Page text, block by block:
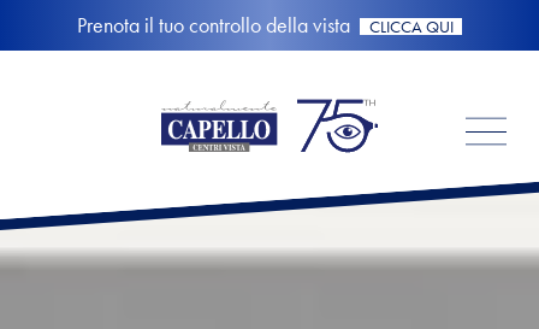
Prenota il tuo controllo della vista CLICCA QUI